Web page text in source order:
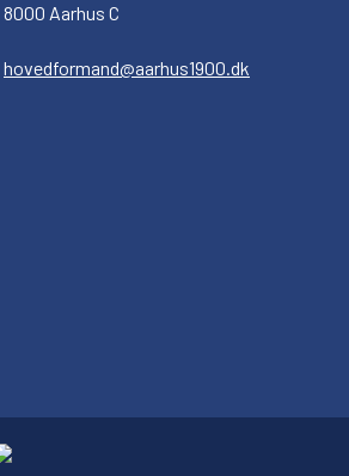
8000 Aarhus C
hovedformand@aarhus1900.dk